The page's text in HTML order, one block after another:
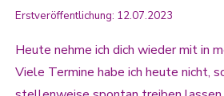
Erstveröffentlichung: 12.07.2023
Heute nehme ich dich wieder mit in
Viele Termine habe ich heute nicht,